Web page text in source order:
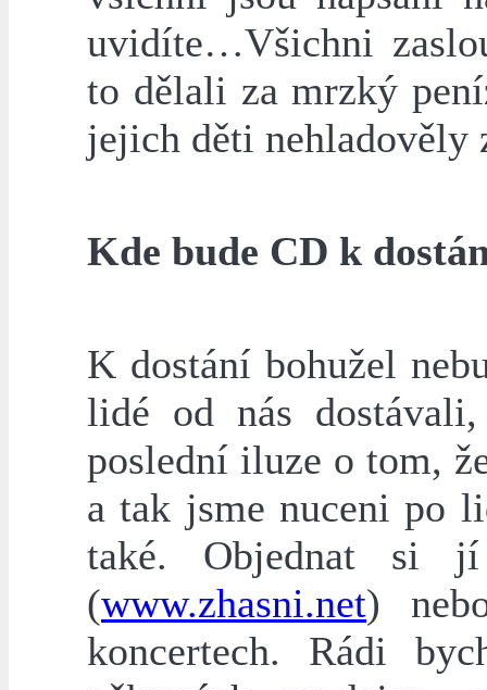
uvidíte…Všichni
to dělali za mrzký
jejich děti
Kde bude CD k
K dostání bohužel
lidé od nás
poslední iluze o tom,
a tak jsme nuceni po
také. Objednat si
(www.zhasni.net)
koncertech. Rádi